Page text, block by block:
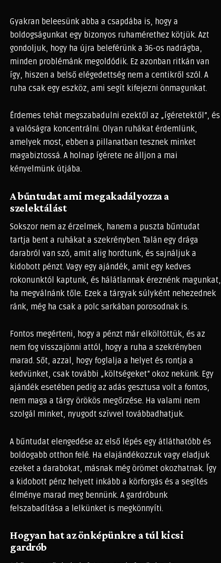
Gyakran beleesünk abba a csapdába is, hogy a
boldogságunkat egy bizonyos ruhamérethez kötjük. Azt
gondoljuk, hogy ha újra beleférünk a 36-os nadrágba,
minden problémánk megoldódik. Ez azonban ritkán van
így, hiszen a belső elégedettség nem a centikről szól. A
ruha csak egy eszköz, ami segít kifejezni önmagunkat.
Érdemes tehát megszabadulni ezektől az „ígéretektől”, és
a valóságra koncentrálni. Olyan ruhákat érdemlünk,
amelyek most, ebben a pillanatban tesznek minket
magabiztossá. A holnap ígérete ne álljon a mai
kényelmünk útjába.
A bűntudat ami megakadályozza a
szelektálást
Sokszor nem az érzelmek, hanem a puszta bűntudat
tartja bent a ruhákat a szekrényben. Talán egy drága
darabról van szó, amit alig hordtunk, és sajnáljuk a
kidobott pénzt. Vagy egy ajándék, amit egy kedves
rokonunktól kaptunk, és hálátlannak éreznénk magunkat,
ha megválnánk tőle. Ezek a tárgyak súlyként nehezednek
ránk, még ha csak a polc sarkában porosodnak is.
Fontos megérteni, hogy a pénzt már elköltöttük, és az
nem fog visszajönni attól, hogy a ruha a szekrényben
marad. Sőt, azzal, hogy foglalja a helyet és rontja a
kedvünket, csak további „költségeket” okoz nekünk. Egy
ajándék esetében pedig az adás gesztusa volt a fontos,
nem maga a tárgy örökös megőrzése. Ha valami nem
szolgál minket, nyugodt szívvel továbbadhatjuk.
A bűntudat elengedése az első lépés egy átláthatóbb és
boldogabb otthon felé. Ha elajándékozzuk vagy eladjuk
ezeket a darabokat, másnak még örömet okozhatnak. Így
a kidobott pénz helyett inkább a körforgás és a segítés
élménye marad meg bennünk. A gardróbunk
felszabadítása a lelkünket is megkönnyíti.
Hogyan hat az önképünkre a túl kicsi
gardrób